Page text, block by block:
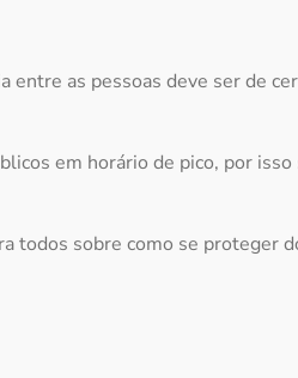
entre as pessoas deve ser de
em horário de pico, por
todos sobre como se proteger